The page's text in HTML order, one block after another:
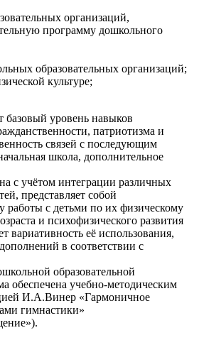
организаций,
программу дошкольного
образовательных организаций;
культуре;
базовый уровень навыков
патриотизма и
связей с последующим
школа, дополнительное
с учётом интеграции различных
представляет собой
работы с детьми по их физическому
и психофизического развития
вариативность её использования,
в соответствии с
образовательной
обеспечена учебно-методическим
И.А.Винер «Гармоничное
гимнастики»